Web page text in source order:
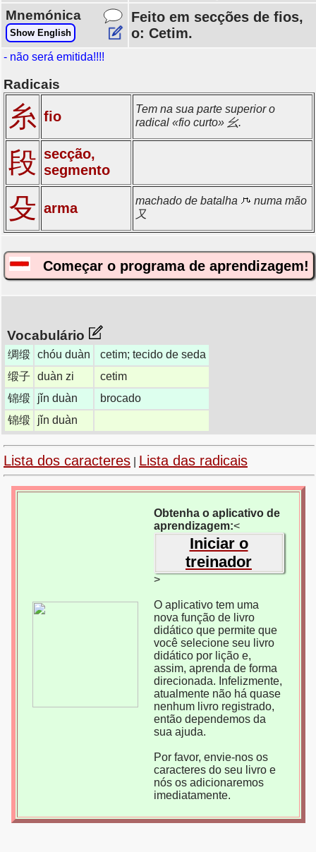
Mnemónica
Show English
Feito em secções de fios,
o: Cetim.
- não será emitida!!!!
Radicais
糸 fio
Tem na sua parte superior o
radical «fio curto» 幺.
段 secção,
segmento
殳 arma machado de batalha
numa mão
又
Começar o programa de aprendizagem!
Vocabulário
绸缎 chóu duàn
cetim; tecido de seda
缎子
duàn zi
cetim
锦缎
jǐn duàn
brocado
锦缎
jǐn duàn
Lista dos caracteres Lista das radicais
Obtenha o aplicativo de
aprendizagem:<
Iniciar o
treinador
>
O aplicativo tem uma
nova função de livro
didático que permite que
você selecione seu livro
didático por lição e,
assim, aprenda de forma
direcionada. Infelizmente,
atualmente não há quase
nenhum livro registrado,
então dependemos da
sua ajuda.
Por favor, envie-nos os
caracteres do seu livro e
nós os adicionaremos
imediatamente.